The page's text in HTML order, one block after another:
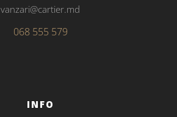
vanzari@cartier.md
068 555 579
INFO